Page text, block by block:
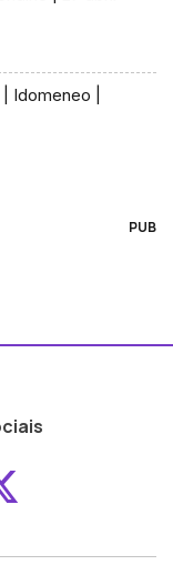
Idomeneo |
PUB
ao ao